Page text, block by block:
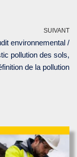
SUIVANT
environnemental /
pollution des sols,
de la pollution